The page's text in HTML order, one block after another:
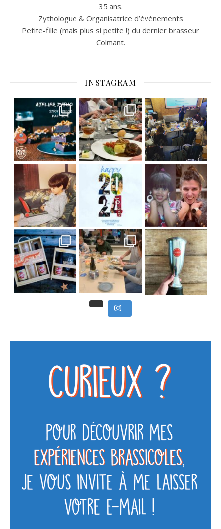
35 ans.
Zythologue & Organisatrice d’événements
Petite-fille (mais plus si petite !) du dernier brasseur
Colmant.
INSTAGRAM
Viens
Et tou
] Ce week-end marque
Nous avons clôturé le modu
] Pendant